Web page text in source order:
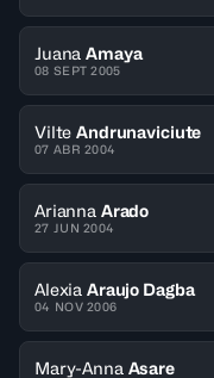
Juana Amaya
08 SEPT 2005
Vilte Andrunaviciute
07 ABR 2004
Arianna Arado
27 JUN 2004
Alexia Araujo Dagba
04 NOV 2006
Mary-Anna Asare